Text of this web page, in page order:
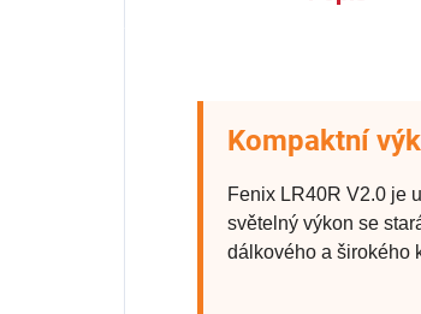
Kompaktní
Fenix LR40R V2.0 je
světelný výkon se
dálkového a širokého